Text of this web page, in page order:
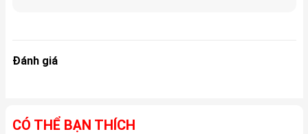
Đánh giá
CÓ THỂ BẠN THÍCH